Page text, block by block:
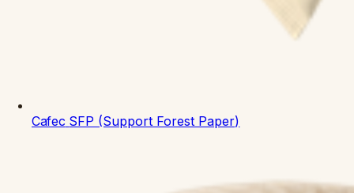
Cafec SFP (Support Forest Paper)